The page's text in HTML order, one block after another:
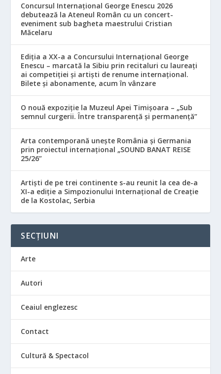
Concursul Internațional George Enescu 2026
debutează la Ateneul Român cu un concert-
eveniment sub bagheta maestrului Cristian
Măcelaru
Ediția a XX-a a Concursului Internațional George
Enescu – marcată la Sibiu prin recitaluri cu laureați
ai competiției și artiști de renume internațional.
Bilete și abonamente, acum în vânzare
O nouă expoziție la Muzeul Apei Timișoara – „Sub
semnul curgerii. Între transparență și permanență”
Arta contemporană unește România și Germania
prin proiectul internațional „SOUND BANAT REISE
25/26”
Artiști de pe trei continente s-au reunit la cea de-a
XI-a ediție a Simpozionului Internațional de Creație
de la Kostolac, Serbia
SECȚIUNI
Arte
Autori
Ceaiul englezesc
Contact
Cultură & Spectacol